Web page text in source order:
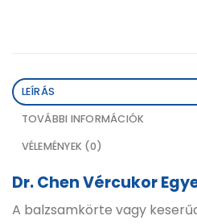
LEÍRÁS
TOVÁBBI INFORMÁCIÓK
VÉLEMÉNYEK (0)
Dr. Chen Vércukor
A balzsamkörte vagy